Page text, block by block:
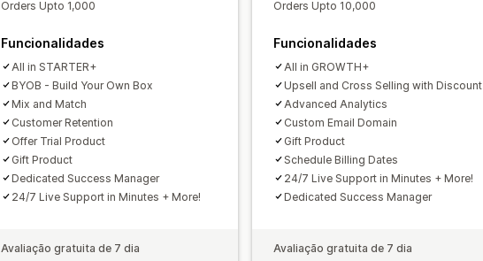
Etiquetagem Relatórios Análise de dados
Orders Upto 1,000
Funcionalidades
All in STARTER+
BYOB - Build Your Own Box
Mix and Match
Customer Retention
Offer Trial Product
Gift Product
Dedicated Success Manager
24/7 Live Support in Minutes + More!
Avaliação gratuita de 7 dia
Orders Upto 10,000
Funcionalidades
All in GROWTH+
Upsell and Cross Selling with Discount
Advanced Analytics
Custom Email Domain
Gift Product
Schedule Billing Dates
24/7 Live Support in Minutes + More!
Dedicated Success Manager
Avaliação gratuita de 7 dia